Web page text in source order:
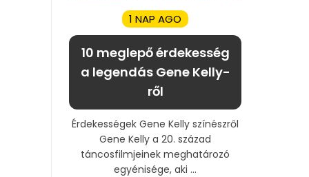
1 NAP AGO
10 meglepő érdekesség
a legendás Gene Kelly-
ről
Érdekességek Gene Kelly színészről
Gene Kelly a 20. század
táncosfilmjeinek meghatározó
egyénisége, aki ...